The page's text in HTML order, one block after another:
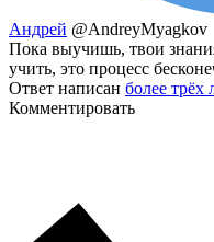
Андрей @AndreyMyagkov
Пока выучишь, твои
учить, это процесс
Ответ написан более трёх
Комментировать